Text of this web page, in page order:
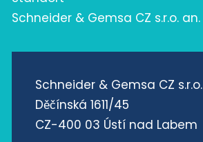
Schneider & Gemsa CZ s.r.o. an.
Schneider & Gemsa CZ s.r.o.
Děčínská 1611/45
CZ-400 03 Ústí nad Labem